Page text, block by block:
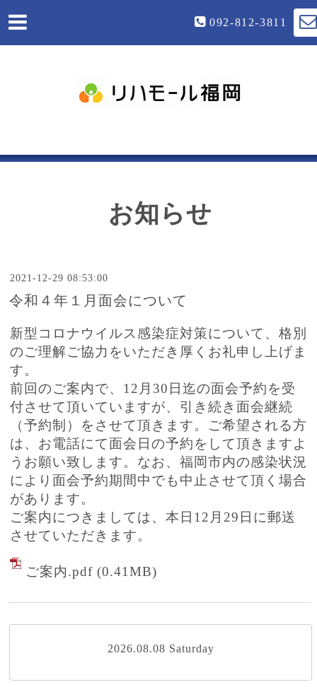
092-812-3811
お知らせ
2021-12-29 08:53:00
令和４年１月面会について
新型コロナウイルス感染症対策について、格別
のご理解ご協力をいただき厚くお礼申し上げま
す。
前回のご案内で、12月30日迄の面会予約を受
付させて頂いていますが、引き続き面会継続
（予約制）をさせて頂きます。ご希望される方
は、お電話にて面会日の予約をして頂きますよ
うお願い致します。なお、福岡市内の感染状況
により面会予約期間中でも中止させて頂く場合
があります。
ご案内につきましては、本日12月29日に郵送
させていただきます。
ご案内.pdf (0.41MB)
2026.08.08 Saturday